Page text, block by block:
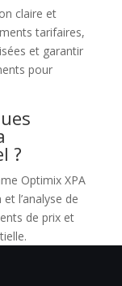
claire et
tarifaires,
et garantir
pour
?
Optimix XPA
l’analyse de
de prix et